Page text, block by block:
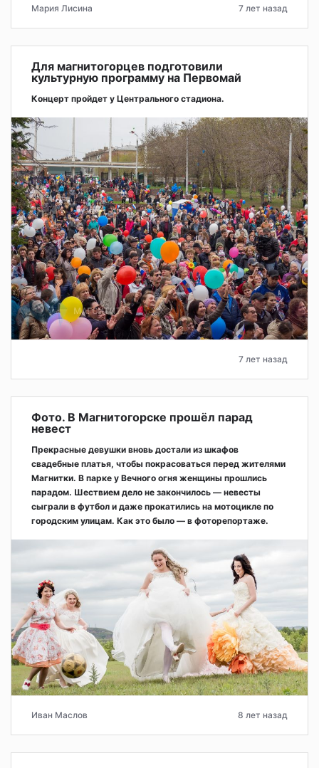
Мария Лисина 7 лет назад
Для магнитогорцев подготовили
культурную программу на Первомай
Концерт пройдет у Центрального стадиона.
7 лет назад
Фото. В Магнитогорске прошёл парад
невест
Прекрасные девушки вновь достали из шкафов
свадебные платья, чтобы покрасоваться перед жителями
Магнитки. В парке у Вечного огня женщины прошлись
парадом. Шествием дело не закончилось — невесты
сыграли в футбол и даже прокатились на мотоцикле по
городским улицам. Как это было — в фоторепортаже.
Иван Маслов 8 лет назад